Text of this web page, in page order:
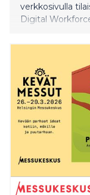
verkkosivulla
Digital
Workforce
+358 50 487